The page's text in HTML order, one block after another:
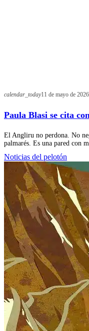
calendar_today11 de mayo de 2026
Paula Blasi se cita
El Angliru no perdona. No
palmarés. Es una pared con
Noticias del pelotón